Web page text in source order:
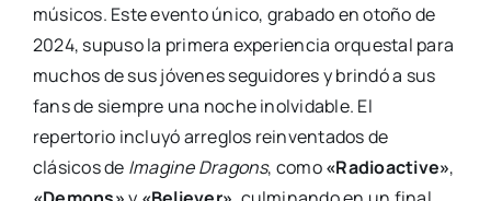
músicos. Este evento único, grabado en otoño de
2024, supuso la primera experiencia orquestal para
muchos de sus jóvenes seguidores y brindó a sus
fans de siempre una noche inolvidable. El
repertorio incluyó arreglos reinventados de
clásicos de Imagine Dragons, como«Radioactive»,